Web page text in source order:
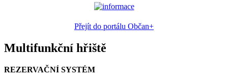
Přejít do portálu Občan+
Multifunkční hřiště
REZERVAČNÍ SYSTÉM